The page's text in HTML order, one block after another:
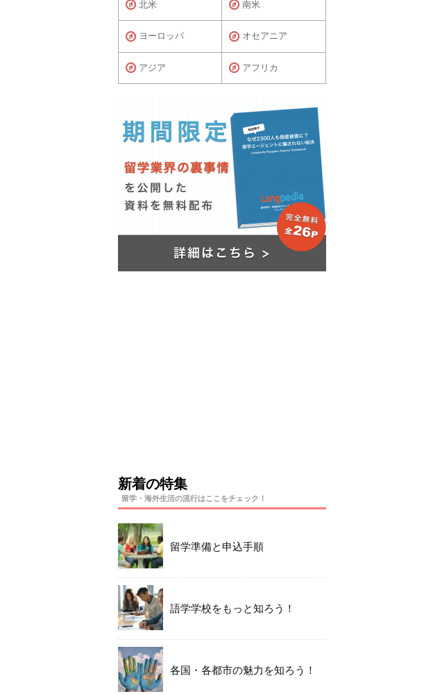
北米 南米
ヨーロッパ オセアニア
アジア アフリカ
新着の特集
留学・海外生活の流行はここをチェック！
留学準備と申込手順
語学学校をもっと知ろう！
各国・各都市の魅力を知ろう！